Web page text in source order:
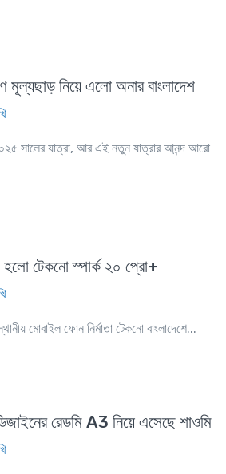
নিয়ে এলো অনার বাংলাদেশ
সালের যাত্রা, আর এই নতুন যাত্রার আনন্দ আরো
হলো টেকনো স্পার্ক ২০ প্রো+
মোবাইল ফোন নির্মাতা টেকনো বাংলাদেশে...
রেডমি A3 নিয়ে এসেছে শাওমি